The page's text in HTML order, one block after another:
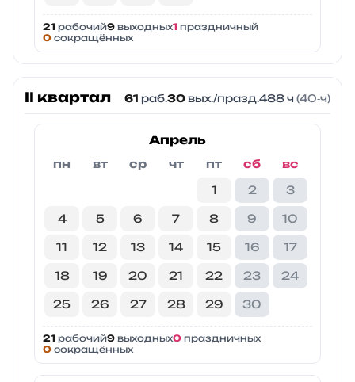
21 рабочий9 выходных1 праздничный
0 сокращённых
II квартал 61 раб.30вых./празд.488 ч (40‑ч)
Апрель
пн вт ср чт пт сб
вс
1
2 3
4 5 6 7 8 9 10
11 12 13 14 15 16 17
18 19 20 21 22 23 24
25 26 27 28 29 30
21 рабочий9 выходных0 праздничных
0 сокращённых